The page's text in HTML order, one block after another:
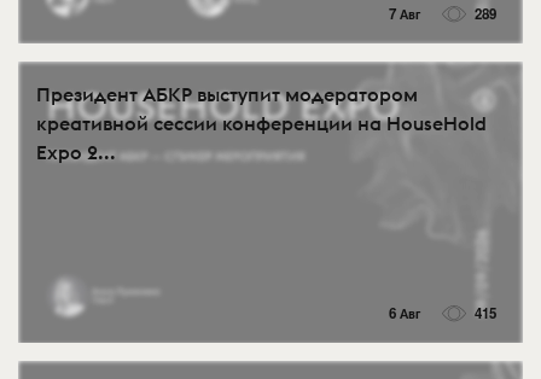
7 Авг 289
Президент АБКР выступит модератором
креативной сессии конференции на HouseHold
Expo 2...
6 Авг 415